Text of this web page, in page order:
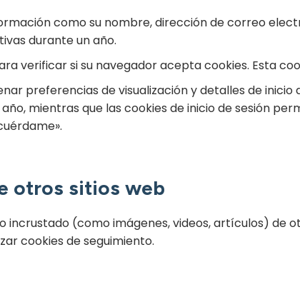
como su nombre, dirección de correo
durante un año.
verificar si su navegador acepta cookies. Esta
preferencias de visualización y detalles de inicio
mientras que las cookies de inicio de sesión
otros sitios web
incrustado (como imágenes, videos, artículos) de
cookies de seguimiento.